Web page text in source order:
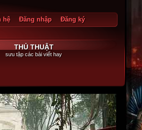
hệ Đăng nhập
Đăng ký
THỦ THUẬT
sưu tập các bài viết hay